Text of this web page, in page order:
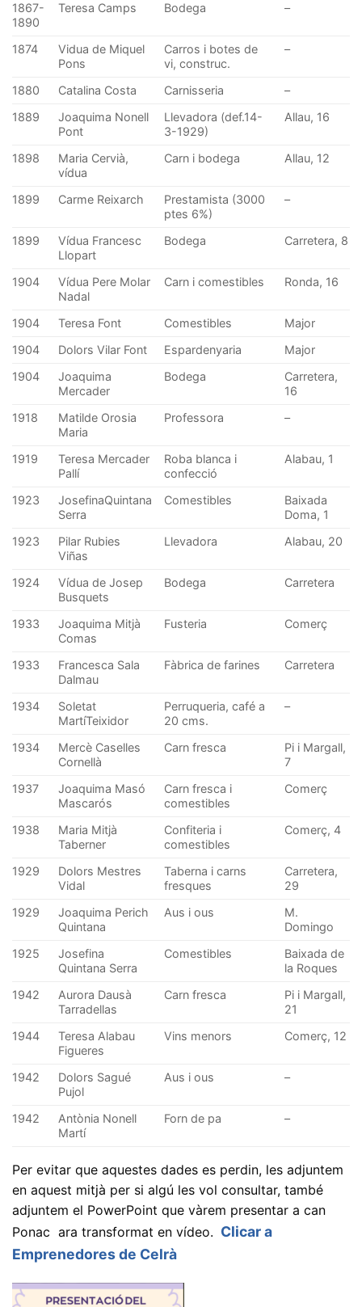
1867-
1890
Teresa Camps Bodega –
1874
Vidua de Miquel
Pons
Carros i botes de
vi, construc.
–
1880 Catalina Costa Carnisseria
–
1889
Joaquima Nonell
Pont
Llevadora (def.14-
3-1929)
Allau, 16
1898
Maria Cervià,
vídua
Carn i bodega Allau, 12
1899 Carme Reixarch
Prestamista (3000
ptes 6%)
–
1899
Vídua Francesc
Llopart
Bodega Carretera, 8
1904
Vídua Pere Molar
Nadal
Carn i comestibles Ronda, 16
1904 Teresa Font Comestibles
Major
1904
Dolors Vilar Font Espardenyaria
Major
1904
Joaquima
Mercader
Bodega
Carretera,
16
1918
Matilde Orosia
Maria
Professora –
1919
Teresa Mercader
Pallí
Roba blanca i
confecció
Alabau, 1
1923
JosefinaQuintana
Serra
Comestibles
Baixada
Doma, 1
1923
Pilar Rubies
Viñas
Llevadora Alabau, 20
1924
Vídua de Josep
Busquets
Bodega Carretera
1933
Joaquima Mitjà
Comas
Fusteria Comerç
1933
Francesca Sala
Dalmau
Fàbrica de farines Carretera
1934
Soletat
MartíTeixidor
Perruqueria, café a
20 cms.
–
1934
Mercè Caselles
Cornellà
Carn fresca
Pi i Margall,
7
1937
Joaquima Masó
Mascarós
Carn fresca i
comestibles
Comerç
1938
Maria Mitjà
Taberner
Confiteria i
comestibles
Comerç, 4
1929
Dolors Mestres
Vidal
Taberna i carns
fresques
Carretera,
29
1929
Joaquima Perich
Quintana
Aus i ous
M.
Domingo
1925
Josefina
Quintana Serra
Comestibles
Baixada de
la Roques
1942
Aurora Dausà
Tarradellas
Carn fresca
Pi i Margall,
21
1944
Teresa Alabau
Figueres
Vins menors Comerç, 12
1942
Dolors Sagué
Pujol
Aus i ous –
1942
Antònia Nonell
Martí
Forn de pa –
Per evitar que aquestes dades es perdin, les adjuntem
en aquest mitjà per si algú les vol consultar, també
adjuntem el PowerPoint que vàrem presentar a can
Ponac ara transformat en vídeo. Clicar a
Emprenedores de Celrà